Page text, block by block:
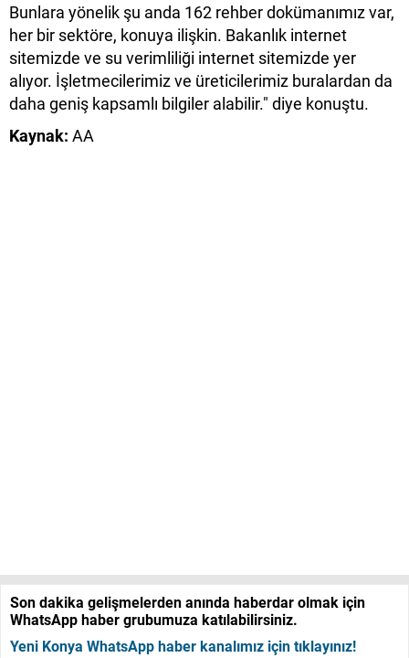
Bunlara yönelik şu anda 162 rehber dokümanımız var,
her bir sektöre, konuya ilişkin. Bakanlık internet
sitemizde ve su verimliliği internet sitemizde yer
alıyor. İşletmecilerimiz ve üreticilerimiz buralardan da
daha geniş kapsamlı bilgiler alabilir." diye konuştu.
Kaynak: AA
Son dakika gelişmelerden anında haberdar olmak için
WhatsApp haber grubumuza katılabilirsiniz.
Yeni Konya WhatsApp haber kanalımız için tıklayınız!